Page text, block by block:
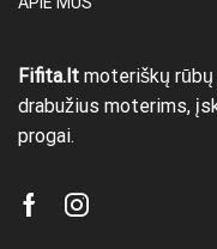
Fifita.lt moteriškų
drabužius moterims,
progai.
FacebookInstagram